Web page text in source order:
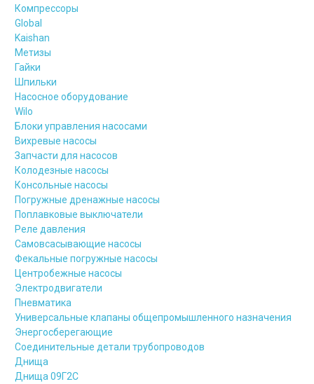
Компрессоры
Global
Kaishan
Метизы
Гайки
Шпильки
Насосное оборудование
Wilo
Блоки управления насосами
Вихревые насосы
Запчасти для насосов
Колодезные насосы
Консольные насосы
Погружные дренажные насосы
Поплавковые выключатели
Реле давления
Самовсасывающие насосы
Фекальные погружные насосы
Центробежные насосы
Электродвигатели
Пневматика
Универсальные клапаны общепромышленного назначения
Энергосберегающие
Соединительные детали трубопроводов
Днища
Днища 09Г2С